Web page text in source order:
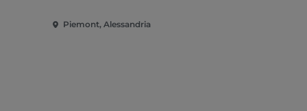
Piemont, Alessandria